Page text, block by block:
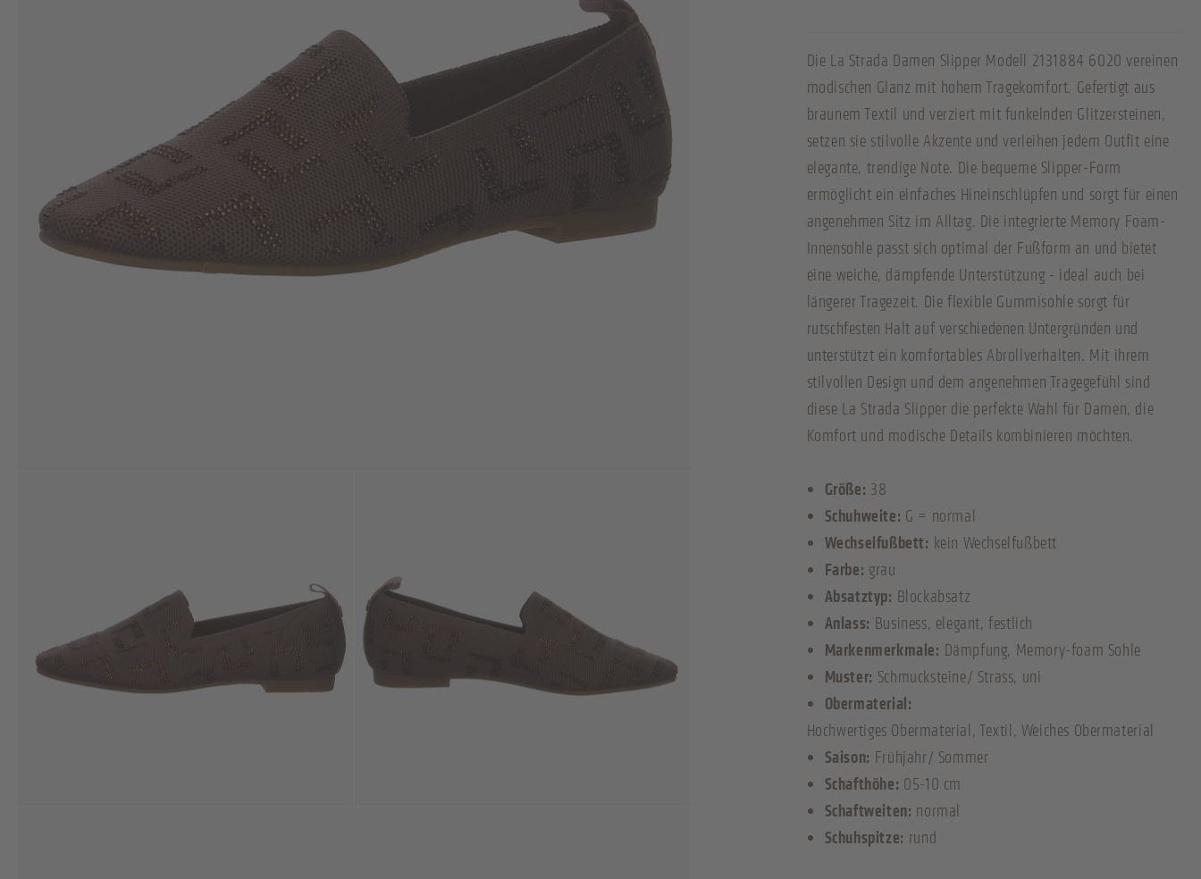
Die La Strada Damen Slipper Modell 2131884 6020 vereinen
modischen Glanz mit hohem Tragekomfort. Gefertigt aus
braunem Textil und verziert mit funkelnden Glitzersteinen,
setzen sie stilvolle Akzente und verleihen jedem Outfit eine
elegante, trendige Note. Die bequeme Slipper-Form
ermöglicht ein einfaches Hineinschlüpfen und sorgt für einen
angenehmen Sitz im Alltag. Die integrierte Memory Foam-
Innensohle passt sich optimal der Fußform an und bietet
eine weiche, dämpfende Unterstützung - ideal auch bei
längerer Tragezeit. Die flexible Gummisohle sorgt für
rutschfesten Halt auf verschiedenen Untergründen und
unterstützt ein komfortables Abrollverhalten. Mit ihrem
stilvollen Design und dem angenehmen Tragegefühl sind
diese La Strada Slipper die perfekte Wahl für Damen, die
Komfort und modische Details kombinieren möchten.
Größe: 38
Schuhweite: G = normal
Wechselfußbett: kein Wechselfußbett
Farbe: grau
Absatztyp: Blockabsatz
Anlass: Business, elegant, festlich
Markenmerkmale: Dämpfung, Memory-foam Sohle
Muster: Schmucksteine/ Strass, uni
Obermaterial:
Hochwertiges Obermaterial, Textil, Weiches Obermaterial
Saison: Frühjahr/ Sommer
Schafthöhe: 05-10 cm
Schaftweiten: normal
Schuhspitze: rund